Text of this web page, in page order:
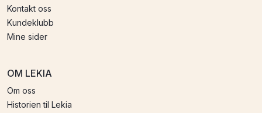
Kontakt oss
Kundeklubb
Mine sider
OM LEKIA
Om oss
Historien til Lekia